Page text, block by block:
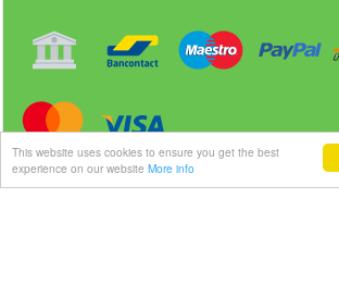
This website uses cookies to ensure you get the best
experience on our website More info